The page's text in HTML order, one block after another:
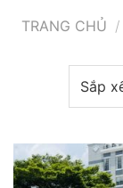
TRANG CHỦ /